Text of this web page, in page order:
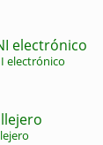
electrónico
electrónico